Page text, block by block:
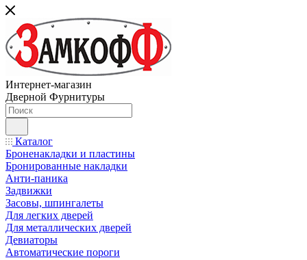
Интернет-магазин
Дверной Фурнитуры
Каталог
Броненакладки и пластины
Бронированные накладки
Анти-паника
Задвижки
Засовы, шпингалеты
Для легких дверей
Для металлических дверей
Девиаторы
Автоматические пороги